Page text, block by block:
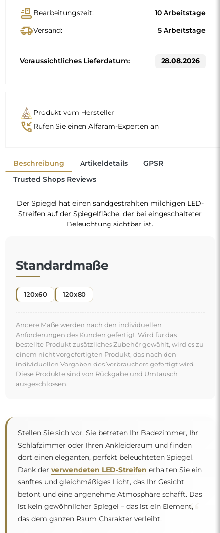
conveyor_beltBearbeitungszeit: 10 Arbeitstage
delivery_truck_speedVersand: 5 Arbeitstage
Voraussichtliches Lieferdatum: 28.08.2026
Produkt vom Hersteller
phone_callback Rufen Sie einen Alfaram-Experten an
Beschreibung Artikeldetails
GPSR
Trusted Shops Reviews
Der Spiegel hat einen sandgestrahlten milchigen LED-
Streifen auf der Spiegelfläche, der bei eingeschalteter
Beleuchtung sichtbar ist.
Standardmaße
120x60 120x80
Andere Maße werden nach den individuellen
Anforderungen des Kunden gefertigt. Wird für das
bestellte Produkt zusätzliches Zubehör gewählt, wird es zu
einem nicht vorgefertigten Produkt, das nach den
individuellen Vorgaben des Verbrauchers gefertigt wird.
Diese Produkte sind von Rückgabe und Umtausch
ausgeschlossen.
Stellen Sie sich vor, Sie betreten Ihr Badezimmer, Ihr
Schlafzimmer oder Ihren Ankleideraum und finden
dort einen eleganten, perfekt beleuchteten Spiegel.
Dank der verwendeten LED-Streifen erhalten Sie ein
sanftes und gleichmäßiges Licht, das Ihr Gesicht
betont und eine angenehme Atmosphäre schafft. Das
ist kein gewöhnlicher Spiegel – das ist ein Element,
das dem ganzen Raum Charakter verleiht.
“